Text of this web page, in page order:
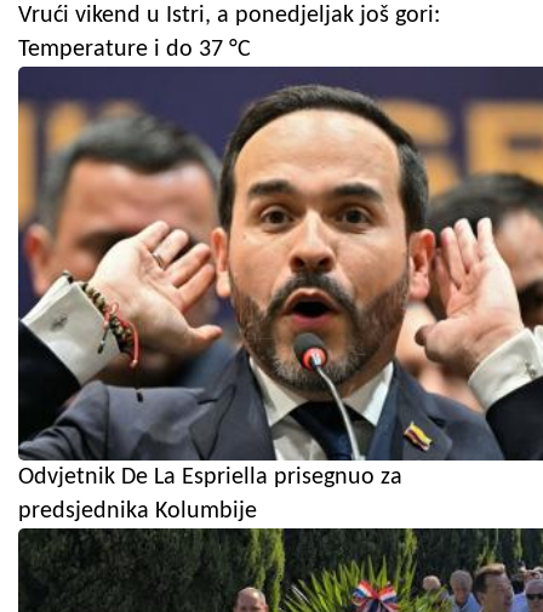
Vrući vikend u Istri, a ponedjeljak još gori:
Temperature i do 37 °C
Odvjetnik De La Espriella prisegnuo za
predsjednika Kolumbije